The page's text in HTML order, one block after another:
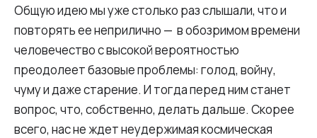
Общую идею мы уже столько раз слышали, что и
повторять ее неприлично — в обозримом времени
человечество с высокой вероятностью
преодолеет базовые проблемы: голод, войну,
чуму и даже старение. И тогда перед ним станет
вопрос, что, собственно, делать дальше. Скорее
всего, нас не ждет неудержимая космическая